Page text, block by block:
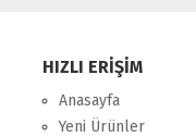
HIZLI ERİŞİM
Anasayfa
Yeni Ürünler